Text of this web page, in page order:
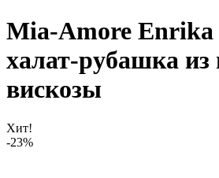
Mia-Amore Enrika
халат-рубашка
вискозы
Хит!
-23%